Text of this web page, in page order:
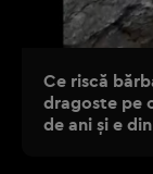
Ce riscă
dragoste pe
de ani și e